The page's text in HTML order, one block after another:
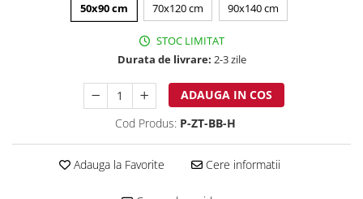
50x90 cm 70x120 cm 90x140 cm
STOC LIMITAT
Durata de livrare: 2-3 zile
ADAUGA IN COS
Cod Produs: P-ZT-BB-H
Adauga la Favorite Cere informatii